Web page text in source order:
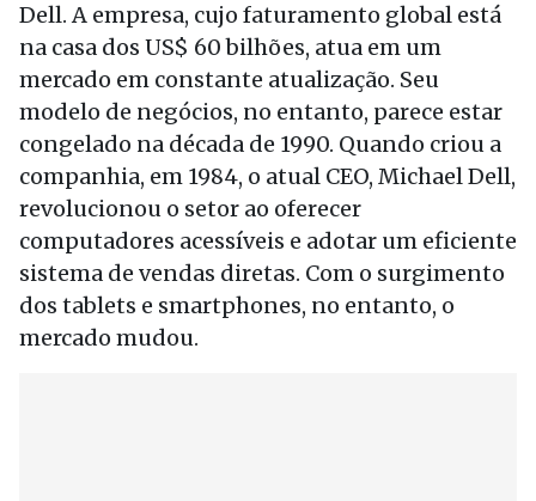
Dell. A empresa, cujo faturamento global está
na casa dos US$ 60 bilhões, atua em um
mercado em constante atualização. Seu
modelo de negócios, no entanto, parece estar
congelado na década de 1990. Quando criou a
companhia, em 1984, o atual CEO, Michael Dell,
revolucionou o setor ao oferecer
computadores acessíveis e adotar um eficiente
sistema de vendas diretas. Com o surgimento
dos tablets e smartphones, no entanto, o
mercado mudou.